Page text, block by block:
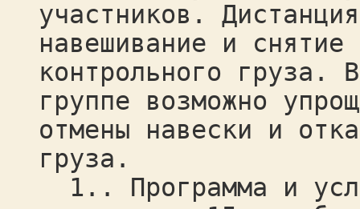
участников.
навешивание и снятие
контрольного груза.
группе возможно
отмены навески и
груза.
1.. Программа и